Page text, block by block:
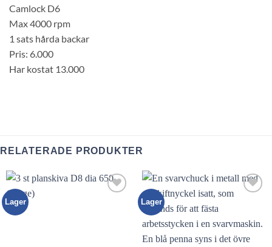
Camlock D6
Max 4000 rpm
1 sats hårda backar
Pris: 6.000
Har kostat 13.000
RELATERADE PRODUKTER
Lager Lager